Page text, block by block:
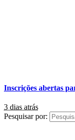
Inscrições abertas
3 dias atrás
Pesquisar por: